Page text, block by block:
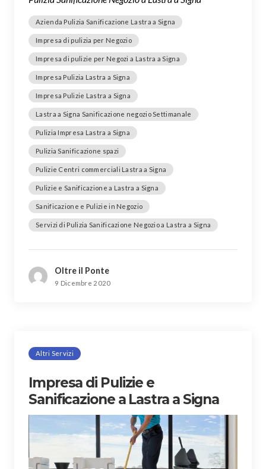
Azienda Pulizia Sanificazione Lastra a Signa
Impresa di pulizia per Negozio
Impresa di pulizie per Negozi a Lastra a Signa
Impresa Pulizia Lastra a Signa
Impresa Pulizie Lastra a Signa
Lastra a Signa Sanificazione negozio Settimanale
Pulizia Impresa Lastra a Signa
Pulizia Sanificazione spazi
Pulizie Centri commerciali Lastra a Signa
Pulizie e Sanificazione a Lastra a Signa
Sanificazione e Pulizie in Negozio
Servizi di Pulizia Sanificazione Negozio a Lastra a Signa
Oltre il Ponte
9 Dicembre 2020
Altri Servizi
Impresa di Pulizie e
Sanificazione a Lastra a Signa